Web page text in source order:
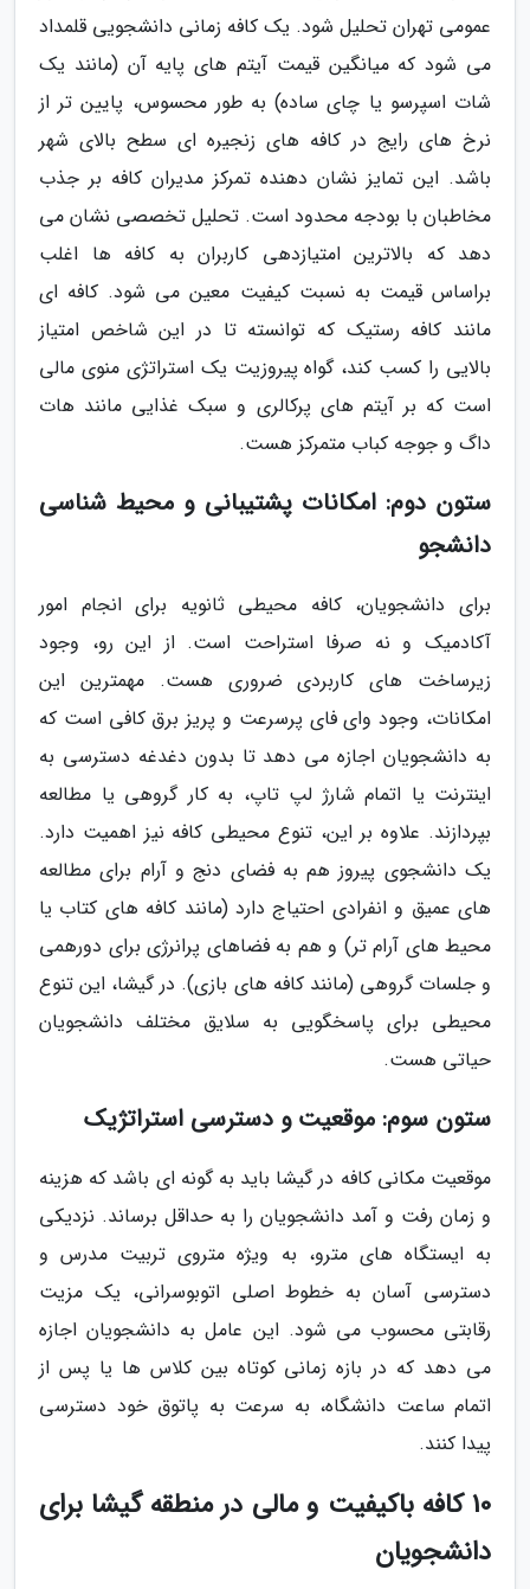
عمومی تهران تحلیل شود. یک کافه زمانی دانشجویی قلمداد
می شود که میانگین قیمت آیتم های پایه آن (مانند یک
شات اسپرسو یا چای ساده) به طور محسوس، پایین تر از
نرخ های رایج در کافه های زنجیره ای سطح بالای شهر
باشد. این تمایز نشان دهنده تمرکز مدیران کافه بر جذب
مخاطبان با بودجه محدود است. تحلیل تخصصی نشان می
دهد که بالاترین امتیازدهی کاربران به کافه ها اغلب
براساس قیمت به نسبت کیفیت معین می شود. کافه ای
مانند کافه رستیک که توانسته تا در این شاخص امتیاز
بالایی را کسب کند، گواه پیروزیت یک استراتژی منوی مالی
است که بر آیتم های پرکالری و سبک غذایی مانند هات
داگ و جوجه کباب متمرکز هست.
ستون دوم: امکانات پشتیبانی و محیط شناسی
دانشجو
برای دانشجویان، کافه محیطی ثانویه برای انجام امور
آکادمیک و نه صرفا استراحت است. از این رو، وجود
زیرساخت های کاربردی ضروری هست. مهمترین این
امکانات، وجود وای فای پرسرعت و پریز برق کافی است که
به دانشجویان اجازه می دهد تا بدون دغدغه دسترسی به
اینترنت یا اتمام شارژ لپ تاپ، به کار گروهی یا مطالعه
بپردازند. علاوه بر این، تنوع محیطی کافه نیز اهمیت دارد.
یک دانشجوی پیروز هم به فضای دنج و آرام برای مطالعه
های عمیق و انفرادی احتیاج دارد (مانند کافه های کتاب یا
محیط های آرام تر) و هم به فضاهای پرانرژی برای دورهمی
و جلسات گروهی (مانند کافه های بازی). در گیشا، این تنوع
محیطی برای پاسخگویی به سلایق مختلف دانشجویان
حیاتی هست.
ستون سوم: موقعیت و دسترسی استراتژیک
موقعیت مکانی کافه در گیشا باید به گونه ای باشد که هزینه
و زمان رفت و آمد دانشجویان را به حداقل برساند. نزدیکی
به ایستگاه های مترو، به ویژه متروی تربیت مدرس و
دسترسی آسان به خطوط اصلی اتوبوسرانی، یک مزیت
رقابتی محسوب می شود. این عامل به دانشجویان اجازه
می دهد که در بازه زمانی کوتاه بین کلاس ها یا پس از
اتمام ساعت دانشگاه، به سرعت به پاتوق خود دسترسی
پیدا کنند.
10 کافه باکیفیت و مالی در منطقه گیشا برای
دانشجویان